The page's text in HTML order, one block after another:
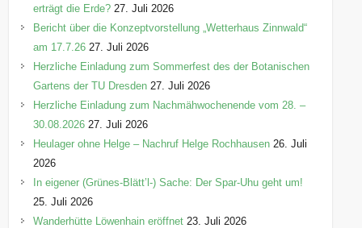
erträgt die Erde? 27. Juli 2026
Bericht über die Konzeptvorstellung „Wetterhaus Zinnwald“
am 17.7.26 27. Juli 2026
Herzliche Einladung zum Sommerfest des der Botanischen
Gartens der TU Dresden 27. Juli 2026
Herzliche Einladung zum Nachmähwochenende vom 28. –
30.08.2026 27. Juli 2026
Heulager ohne Helge – Nachruf Helge Rochhausen 26. Juli
2026
In eigener (Grünes-Blätt’l-) Sache: Der Spar-Uhu geht um!
25. Juli 2026
Wanderhütte Löwenhain eröffnet 23. Juli 2026